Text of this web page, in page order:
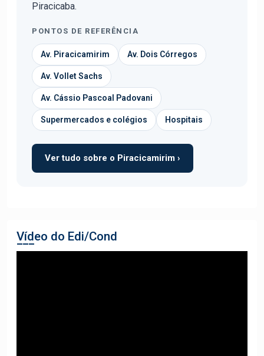
Piracicaba.
PONTOS DE REFERÊNCIA
Av. Piracicamirim Av. Dois Córregos
Av. Vollet Sachs
Av. Cássio Pascoal Padovani
Supermercados e colégios Hospitais
Ver tudo sobre o Piracicamirim ›
Vídeo do Edi/Cond